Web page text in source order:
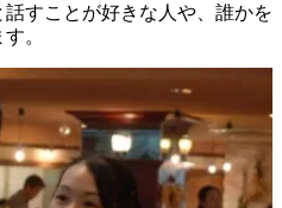
すことが好きな人や、誰かを
。